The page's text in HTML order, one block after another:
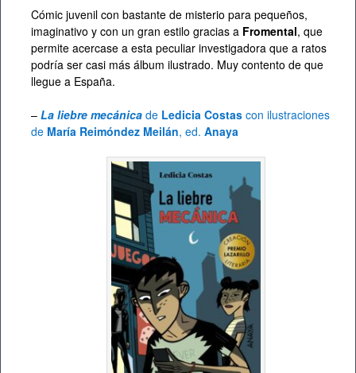
Cómic juvenil con bastante de misterio para pequeños,
imaginativo y con un gran estilo gracias a Fromental, que
permite acercase a esta peculiar investigadora que a ratos
podría ser casi más álbum ilustrado. Muy contento de que
llegue a España.
– La liebre mecánica de Ledicia Costas con ilustraciones
de María Reimóndez Meilán, ed. Anaya